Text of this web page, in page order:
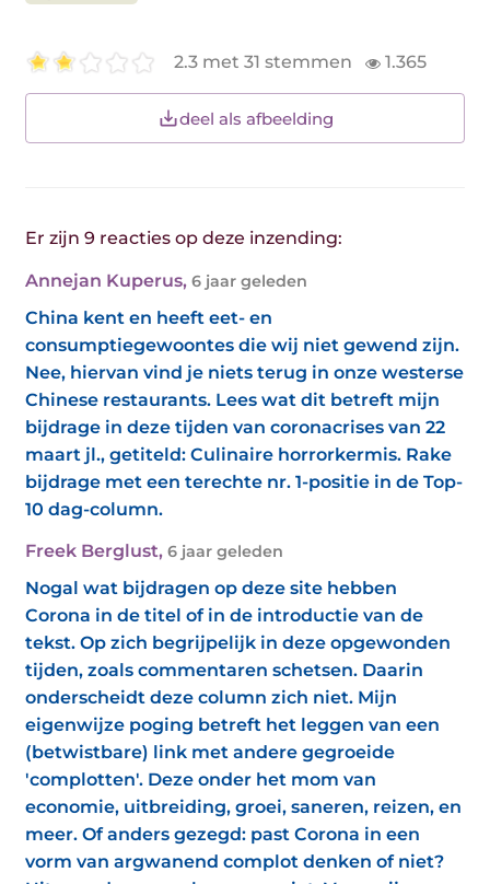
2.3 met 31 stemmen 1.365
deel als afbeelding
Er zijn 9 reacties op deze inzending:
Annejan Kuperus, 6 jaar geleden
China kent en heeft eet- en
consumptiegewoontes die wij niet gewend zijn.
Nee, hiervan vind je niets terug in onze westerse
Chinese restaurants. Lees wat dit betreft mijn
bijdrage in deze tijden van coronacrises van 22
maart jl., getiteld: Culinaire horrorkermis. Rake
bijdrage met een terechte nr. 1-positie in de Top-
10 dag-column.
Freek Berglust, 6 jaar geleden
Nogal wat bijdragen op deze site hebben
Corona in de titel of in de introductie van de
tekst. Op zich begrijpelijk in deze opgewonden
tijden, zoals commentaren schetsen. Daarin
onderscheidt deze column zich niet. Mijn
eigenwijze poging betreft het leggen van een
(betwistbare) link met andere gegroeide
'complotten'. Deze onder het mom van
economie, uitbreiding, groei, saneren, reizen, en
meer. Of anders gezegd: past Corona in een
vorm van argwanend complot denken of niet?